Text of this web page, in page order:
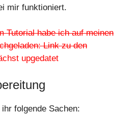
mir funktioniert.
Tutorial habe ich auf meinen
Link zu den
upgedatet
folgende Sachen: